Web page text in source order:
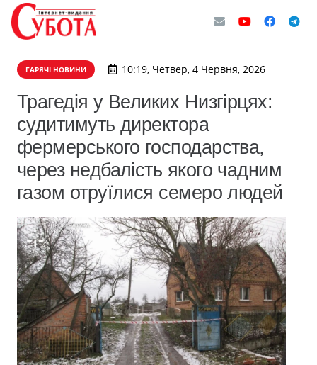
ГАРЯЧІ НОВИНИ 10:19, Четвер, 4 Червня, 2026
Трагедія у Великих Низгірцях:
судитимуть директора
фермерського господарства,
через недбалість якого чадним
газом отруїлися семеро людей